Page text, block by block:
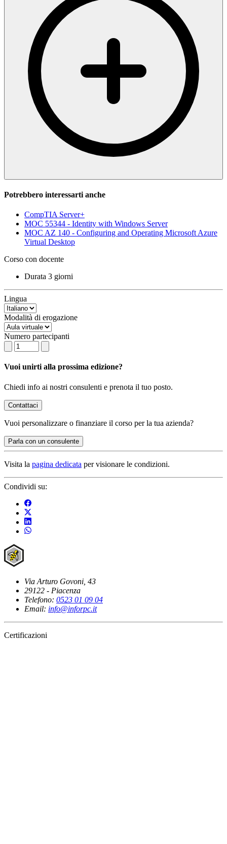
Potrebbero interessarti anche
CompTIA Server+
MOC 55344 - Identity with Windows Server
MOC AZ 140 - Configuring and Operating Microsoft Azure
Virtual Desktop
Corso con docente
Durata 3 giorni
Lingua
Modalità di erogazione
Numero partecipanti
Vuoi unirti alla prossima edizione?
Chiedi info ai nostri consulenti e prenota il tuo posto.
Contattaci
Vuoi personalizzare o finanziare il corso per la tua azienda?
Parla con un consulente
Visita la pagina dedicata per visionare le condizioni.
Condividi su:
Via Arturo Govoni, 43
29122 - Piacenza
Telefono: 0523 01 09 04
Email: info@inforpc.it
Certificazioni